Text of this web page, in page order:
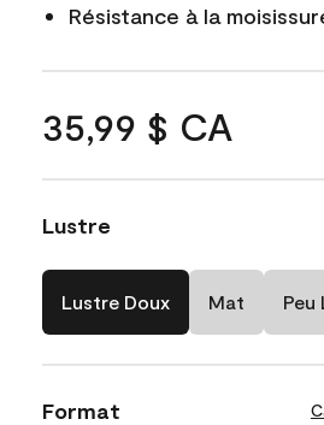
Résistance à la
35,99 $ CA
Lustre
Lustre Doux Mat Peu
Format